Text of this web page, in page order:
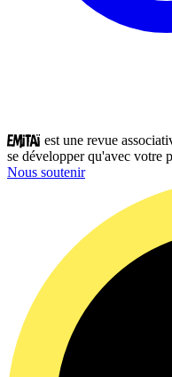
est une revue
se développer qu'avec votre
Nous soutenir